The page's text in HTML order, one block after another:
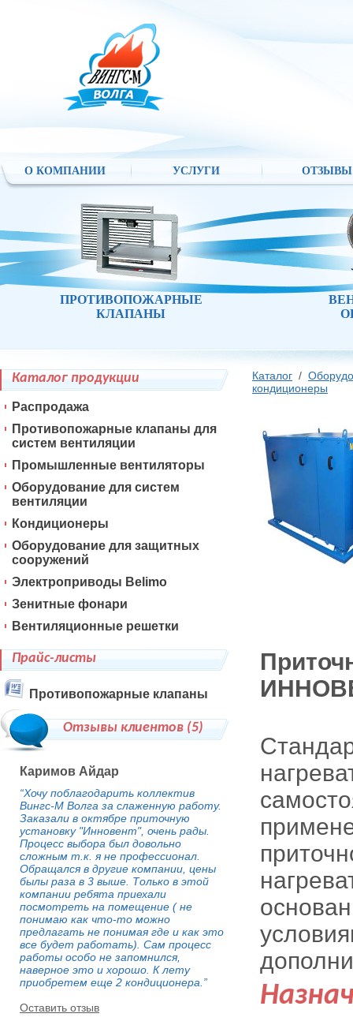
О КОМПАНИИ УСЛУГИ ОТЗЫВЫ
ПРОТИВОПОЖАРНЫЕ
КЛАПАНЫ
Каталог /
кондиционеры
Каталог продукции
Распродажа
Противопожарные клапаны для
систем вентиляции
Промышленные вентиляторы
Оборудование для систем
вентиляции
Кондиционеры
Оборудование для защитных
сооружений
Электроприводы Belimo
Зенитные фонари
Вентиляционные решетки
Прайс-листы
Противопожарные клапаны
Отзывы клиентов (5)
Каримов Айдар
“Хочу поблагодарить коллектив
Вингс-М Волга за слаженную работу.
Заказали в октябре приточную
установку "Инновент", очень рады.
Процесс выбора был довольно
сложным т.к. я не профессионал.
Обращался в другие компании, цены
былы раза в 3 выше. Только в этой
компании ребята приехали
посмотреть на помещение ( не
понимаю как что-то можно
предлагать не понимая где и как это
все будет работать). Сам процесс
работы особо не запомнился,
наверное это и хорошо. К лету
приобретем еще 2 кондиционера.”
Оставить отзыв